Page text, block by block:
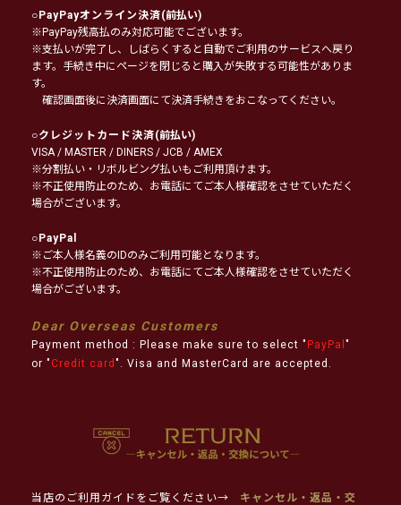
○PayPayオンライン決済(前払い)
※PayPay残高払のみ対応可能でございます。
※支払いが完了し、しばらくすると自動でご利用のサービスへ戻り
ます。手続き中にページを閉じると購入が失敗する可能性がありま
す。
確認画面後に決済画面にて決済手続きをおこなってください。
○クレジットカード決済(前払い)
VISA / MASTER / DINERS / JCB / AMEX
※分割払い・リボルビング払いもご利用頂けます。
※不正使用防止のため、お電話にてご本人様確認をさせていただく
場合がございます。
○PayPal
※ご本人様名義のIDのみご利用可能となります。
※不正使用防止のため、お電話にてご本人様確認をさせていただく
場合がございます。
Dear Overseas Customers
Payment method : Please make sure to select " PayPal "
or " Credit card ". Visa and MasterCard are accepted.
当店のご利用ガイドをご覧ください→
キャンセル・返品・交